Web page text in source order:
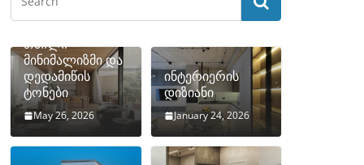
თბილი
მინიმალიზმი და
დედამიწის
ტონები
May 26, 2026
ინტერიერის
დიზიანი
January 24, 2026